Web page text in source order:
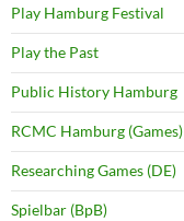
Play Hamburg Festival
Play the Past
Public History Hamburg
RCMC Hamburg (Games)
Researching Games (DE)
Spielbar (BpB)